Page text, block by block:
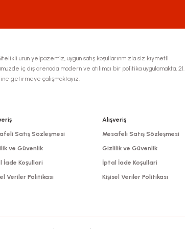
ürün yelpazemiz, uygun satış koşullarınmızla siz kıymetli
iç dış arenada modern ve atılımcı bir politika uygulamakta, 21.
getirmeye çalışmaktayız.
Satış Sözleşmesi
ve Güvenlik
İade Koşullari
Veriler Politikası
Alışveriş
Mesafeli Satış Sözleşmesi
Gizlilik ve Güvenlik
İptal İade Koşullari
Kişisel Veriler Politikası